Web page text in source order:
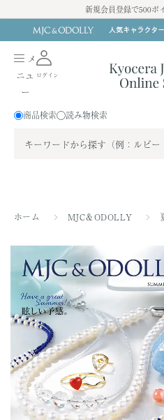
ッ
新規会員登録で500ポ
メ
ニュ
ー
ログイン
商品検索 読み物検索
ホーム MJC＆ODOLLY